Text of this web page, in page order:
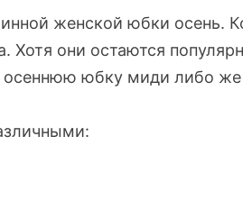
женской юбки осень.
Хотя они остаются
юбку миди либо же